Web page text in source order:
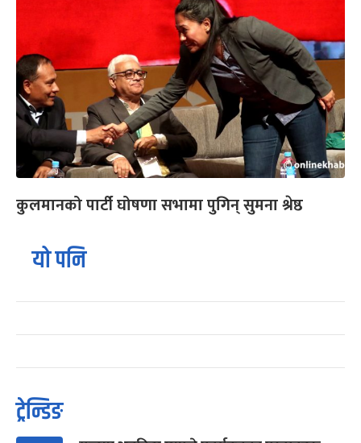
कुलमानको पार्टी घोषणा सभामा पुगिन् सुमना श्रेष्ठ
यो पनि
ट्रेन्डिङ